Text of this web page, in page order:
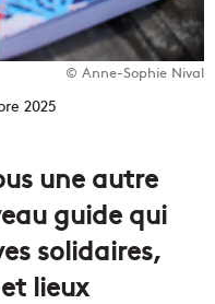
© Anne-Sophie Nival
2025
une autre
guide qui
solidaires,
lieux